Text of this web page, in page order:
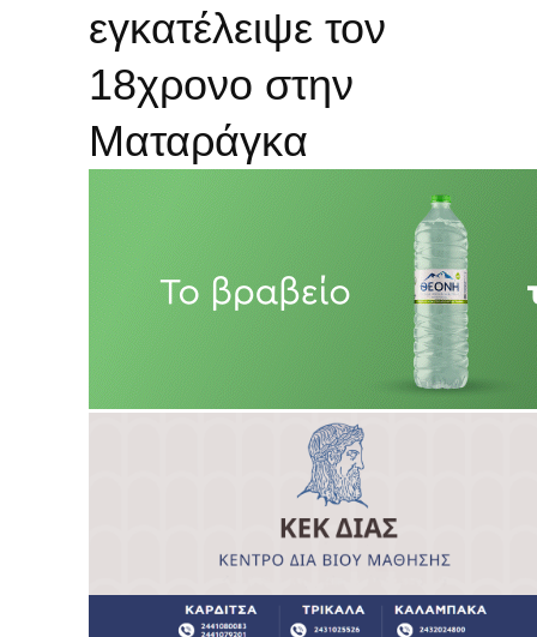
εγκατέλειψε τον
18χρονο στην
Ματαράγκα